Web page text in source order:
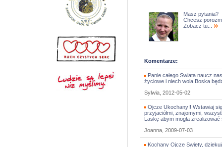
Masz pytania?
Chcesz
Zobacz tu...
Komentarze:
Panie całego Swiata naucz
życiowe i niech wola Boska
Sylwia, 2012-05-02
Ojcze Ukochany!! Wstawiaj
przyjaciółmi, znajomymi,
Laskę abym mogła zrealizować
Joanna, 2009-07-03
Kochany Ojcze Swiety,